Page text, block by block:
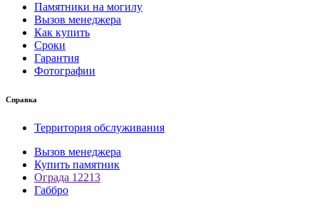
Памятники на могилу
Вызов менеджера
Как купить
Сроки
Гарантия
Фотографии
Справка
Территория обслуживания
Вызов менеджера
Купить памятник
Ограда 12213
Габбро